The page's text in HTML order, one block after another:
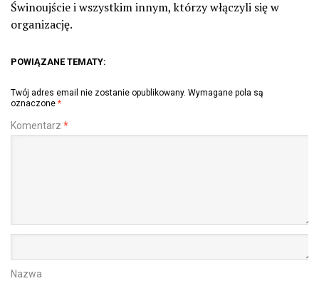
Świnoujście i wszystkim innym, którzy włączyli się w
organizację.
POWIĄZANE TEMATY:
Twój adres email nie zostanie opublikowany. Wymagane pola są
oznaczone *
Komentarz *
Nazwa